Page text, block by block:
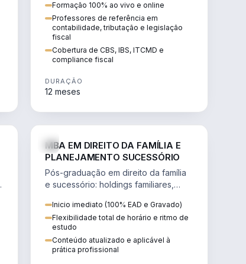
estratégica no novo cenário.
Formação 100% ao vivo e online
Professores de referência em
contabilidade, tributação e legislação
fiscal
Cobertura de CBS, IBS, ITCMD e
compliance fiscal
DURAÇÃO
12 meses
MBA EM DIREITO DA FAMÍLIA E
PLANEJAMENTO SUCESSÓRIO
Pós-graduação em direito da família
e sucessório: holdings familiares,
tributação da sucessão.
Inicio imediato (100% EAD e Gravado)
Flexibilidade total de horário e ritmo de
estudo
Conteúdo atualizado e aplicável à
prática profissional